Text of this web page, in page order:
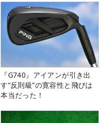
『G740』アイアンが引き出
す“反則級”の寛容性と飛びは
本当だった！